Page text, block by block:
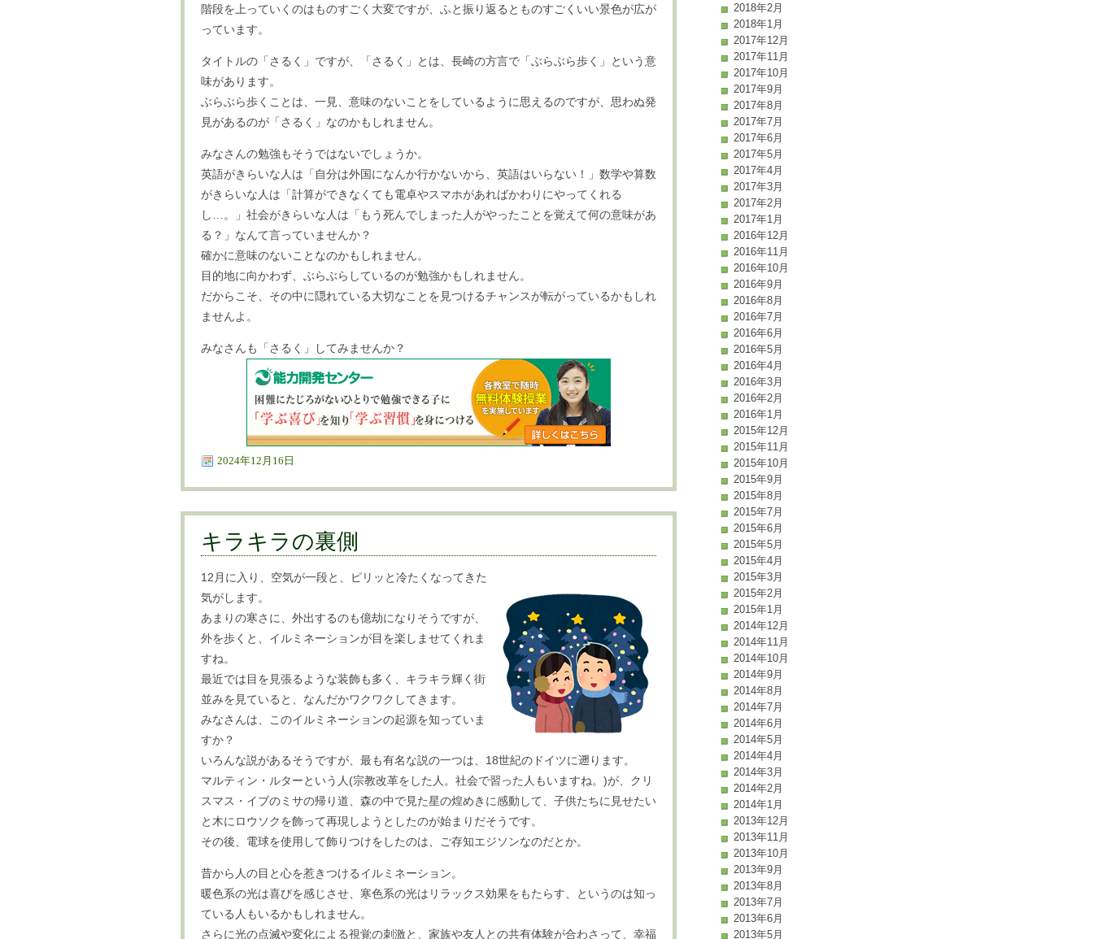
階段を上っていくのはものすごく大変ですが、ふと振り返るとものすごくいい景色が広が
っています。
タイトルの「さるく」ですが、「さるく」とは、長崎の方言で「ぶらぶら歩く」という意
味があります。
ぶらぶら歩くことは、一見、意味のないことをしているように思えるのですが、思わぬ発
見があるのが「さるく」なのかもしれません。
みなさんの勉強もそうではないでしょうか。
英語がきらいな人は「自分は外国になんか行かないから、英語はいらない！」数学や算数
がきらいな人は「計算ができなくても電卓やスマホがあればかわりにやってくれる
し…。」社会がきらいな人は「もう死んでしまった人がやったことを覚えて何の意味があ
る？」なんて言っていませんか？
確かに意味のないことなのかもしれません。
目的地に向かわず、ぶらぶらしているのが勉強かもしれません。
だからこそ、その中に隠れている大切なことを見つけるチャンスが転がっているかもしれ
ませんよ。
みなさんも「さるく」してみませんか？
2024年12月16日
キラキラの裏側
12月に入り、空気が一段と、ピリッと冷たくなってきた
気がします。
あまりの寒さに、外出するのも億劫になりそうですが、
外を歩くと、イルミネーションが目を楽しませてくれま
すね。
最近では目を見張るような装飾も多く、キラキラ輝く街
並みを見ていると、なんだかワクワクしてきます。
みなさんは、このイルミネーションの起源を知っていま
すか？
いろんな説があるそうですが、最も有名な説の一つは、18世紀のドイツに遡ります。
マルティン・ルターという人(宗教改革をした人。社会で習った人もいますね。)が、クリ
スマス・イブのミサの帰り道、森の中で見た星の煌めきに感動して、子供たちに見せたい
と木にロウソクを飾って再現しようとしたのが始まりだそうです。
その後、電球を使用して飾りつけをしたのは、ご存知エジソンなのだとか。
昔から人の目と心を惹きつけるイルミネーション。
暖色系の光は喜びを感じさせ、寒色系の光はリラックス効果をもたらす、というのは知っ
ている人もいるかもしれません。
さらに光の点滅や変化による視覚の刺激と、家族や友人との共有体験が合わさって、幸福
2018年2月
2018年1月
2017年12月
2017年11月
2017年10月
2017年9月
2017年8月
2017年7月
2017年6月
2017年5月
2017年4月
2017年3月
2017年2月
2017年1月
2016年12月
2016年11月
2016年10月
2016年9月
2016年8月
2016年7月
2016年6月
2016年5月
2016年4月
2016年3月
2016年2月
2016年1月
2015年12月
2015年11月
2015年10月
2015年9月
2015年8月
2015年7月
2015年6月
2015年5月
2015年4月
2015年3月
2015年2月
2015年1月
2014年12月
2014年11月
2014年10月
2014年9月
2014年8月
2014年7月
2014年6月
2014年5月
2014年4月
2014年3月
2014年2月
2014年1月
2013年12月
2013年11月
2013年10月
2013年9月
2013年8月
2013年7月
2013年6月
2013年5月